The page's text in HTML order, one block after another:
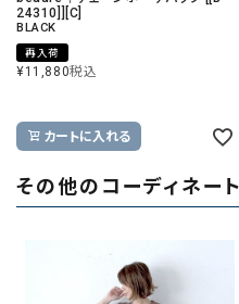
24310]][C]
BLACK
再入荷
¥11,880税込
カートに入れる
その他のコーディネート